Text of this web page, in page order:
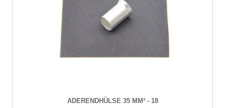
ADERENDHÜLSE 35 MM² - 18